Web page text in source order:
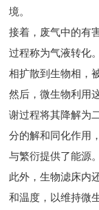
境。
接着，废气中的有
过程称为气液转化
相扩散到生物相，
然后，微生物利用
谢过程将其降解为
分的解和同化作用
与繁衍提供了能源。
此外，生物滤床内
和温度，以维持微